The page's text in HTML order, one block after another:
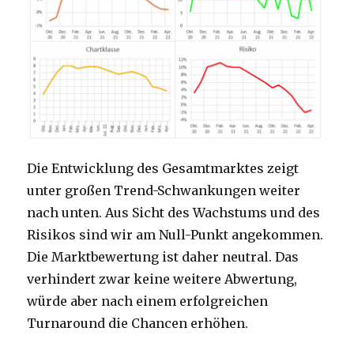
Die Entwicklung des Gesamtmarktes zeigt
unter großen Trend-Schwankungen weiter
nach unten. Aus Sicht des Wachstums und des
Risikos sind wir am Null-Punkt angekommen.
Die Marktbewertung ist daher neutral. Das
verhindert zwar keine weitere Abwertung,
würde aber nach einem erfolgreichen
Turnaround die Chancen erhöhen.